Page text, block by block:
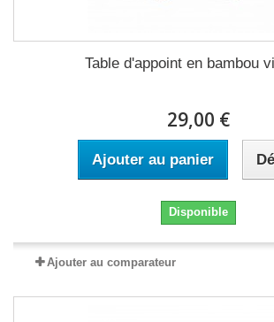
Table d'appoint en bambou
29,00 €
Ajouter au panier
Disponible
Ajouter au comparateur